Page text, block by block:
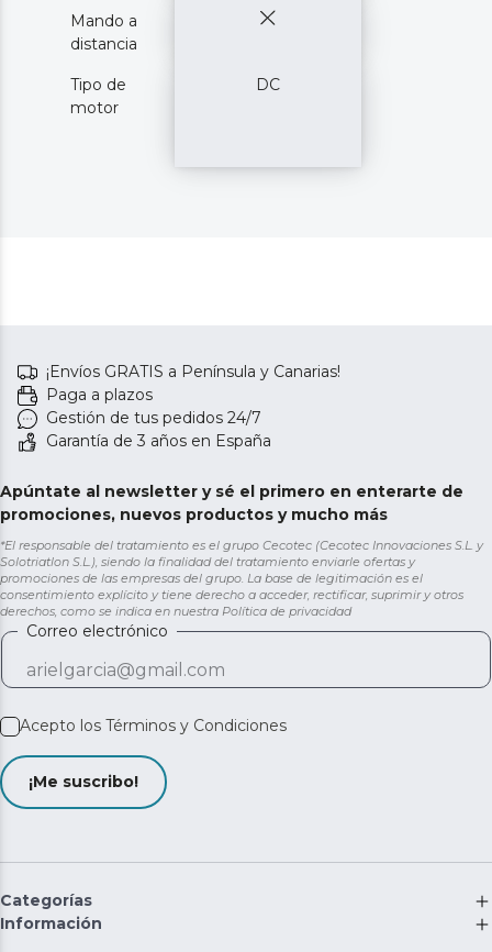
Mando a
distancia
Tipo de
motor
DC
¡Envíos GRATIS a Península y Canarias!
Paga a plazos
Gestión de tus pedidos 24/7
Garantía de 3 años en España
Apúntate al newsletter y sé el primero en enterarte de
promociones, nuevos productos y mucho más
*El responsable del tratamiento es el grupo Cecotec (Cecotec Innovaciones S.L. y
Solotriatlon S.L.), siendo la finalidad del tratamiento enviarle ofertas y
promociones de las empresas del grupo. La base de legitimación es el
consentimiento explícito y tiene derecho a acceder, rectificar, suprimir y otros
derechos, como se indica en nuestra Política de privacidad
Correo electrónico
Acepto los Términos y Condiciones
¡Me suscribo!
Categorías
Información